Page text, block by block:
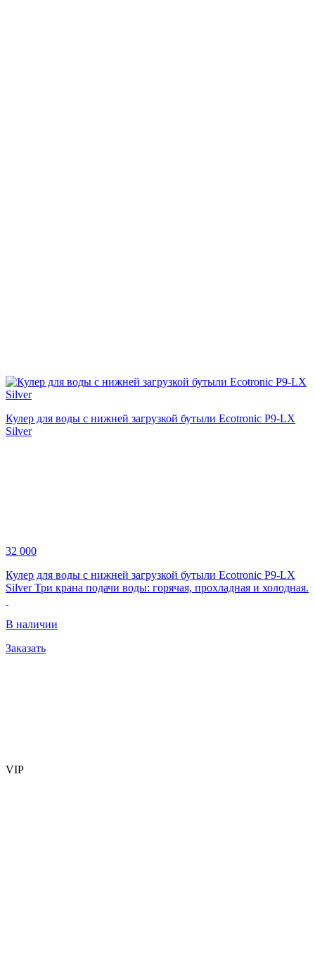
Кулер для воды с нижней загрузкой бутыли Ecotronic P9-LX
Silver
32 000
Кулер для воды с нижней загрузкой бутыли Ecotronic P9-LX
Silver Три крана подачи воды: горячая, прохладная и холодная.
В наличии
Заказать
VIP